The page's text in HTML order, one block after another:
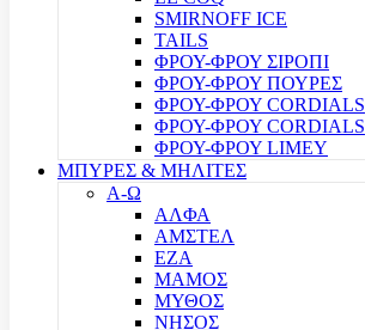
SMIRNOFF ICE
TAILS
ΦΡΟΥ-ΦΡΟΥ ΣΙΡΟΠΙ
ΦΡΟΥ-ΦΡΟΥ ΠΟΥΡΕΣ
ΦΡΟΥ-ΦΡΟΥ CORDIALS
ΦΡΟΥ-ΦΡΟΥ CORDIALS
ΦΡΟΥ-ΦΡΟΥ LIMEY
ΜΠΥΡΕΣ & ΜΗΛΙΤΕΣ
Α-Ω
ΑΛΦΑ
ΑΜΣΤΕΛ
ΕΖΑ
ΜΑΜΟΣ
ΜΥΘΟΣ
ΝΗΣΟΣ